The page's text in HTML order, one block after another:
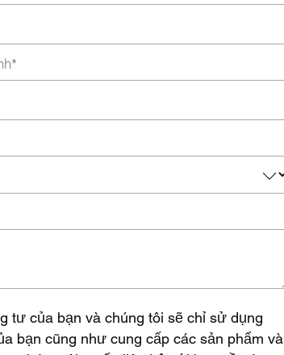
*
tư của bạn và chúng tôi sẽ chỉ sử dụng
bạn cũng như cung cấp các sản phẩm và